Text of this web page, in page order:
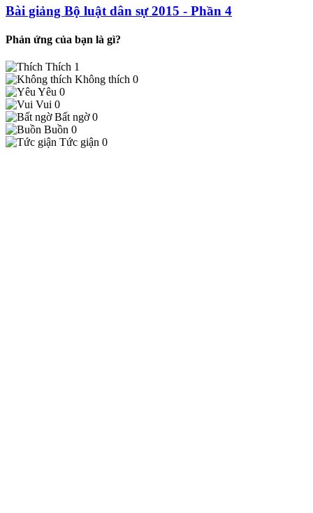
Bài giảng Bộ luật dân sự 2015 - Phần 4
Phản ứng của bạn là gì?
Thích 1
Không thích 0
Yêu 0
Vui 0
Bất ngờ 0
Buồn 0
Tức giận 0